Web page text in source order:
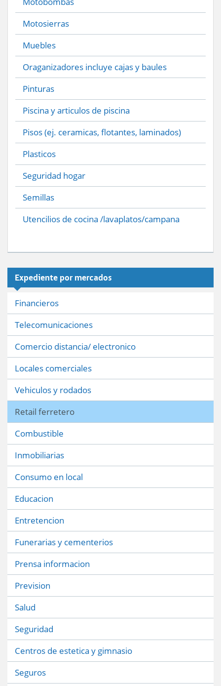
Motosierras
Muebles
Oraganizadores incluye cajas y baules
Pinturas
Piscina y articulos de piscina
Pisos (ej. ceramicas, flotantes, laminados)
Plasticos
Seguridad hogar
Semillas
Utencilios de cocina /lavaplatos/campana
Expediente por mercados
Financieros
Telecomunicaciones
Comercio distancia/ electronico
Locales comerciales
Vehiculos y rodados
Retail ferretero
Combustible
Inmobiliarias
Consumo en local
Educacion
Entretencion
Funerarias y cementerios
Prensa informacion
Prevision
Salud
Seguridad
Centros de estetica y gimnasio
Seguros